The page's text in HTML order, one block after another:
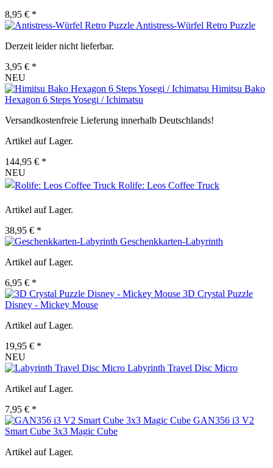
8,95 € *
Antistress-Würfel Retro Puzzle
Derzeit leider nicht lieferbar.
3,95 € *
NEU
Himitsu Bako
Hexagon 6 Steps Yosegi / Ichimatsu
Versandkostenfreie Lieferung innerhalb Deutschlands!
Artikel auf Lager.
144,95 € *
NEU
Rolife: Leos Coffee Truck
Artikel auf Lager.
38,95 € *
Geschenkkarten-Labyrinth
Artikel auf Lager.
6,95 € *
3D Crystal Puzzle
Disney - Mickey Mouse
Artikel auf Lager.
19,95 € *
NEU
Labyrinth Travel Disc Micro
Artikel auf Lager.
7,95 € *
GAN356 i3 V2
Smart Cube 3x3 Magic Cube
Artikel auf Lager.